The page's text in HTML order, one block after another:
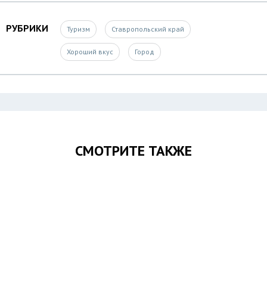
РУБРИКИ Туризм Ставропольский край
Хороший вкус Город
СМОТРИТЕ ТАКЖЕ